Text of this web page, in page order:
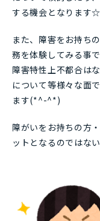
する機会となります☆
また、障害をお持ち
務を体験してみる事
障害特性上不都合は
について等様々な面
ます(*^-^*)
障がいをお持ちの方
ットとなるのではな